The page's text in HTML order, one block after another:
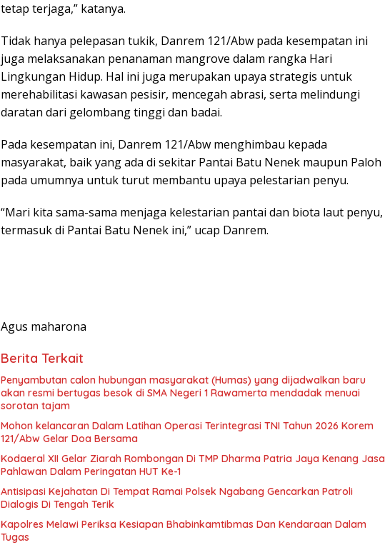
tetap terjaga,” katanya.
Tidak hanya pelepasan tukik, Danrem 121/Abw pada kesempatan ini
juga melaksanakan penanaman mangrove dalam rangka Hari
Lingkungan Hidup. Hal ini juga merupakan upaya strategis untuk
merehabilitasi kawasan pesisir, mencegah abrasi, serta melindungi
daratan dari gelombang tinggi dan badai.
Pada kesempatan ini, Danrem 121/Abw menghimbau kepada
masyarakat, baik yang ada di sekitar Pantai Batu Nenek maupun Paloh
pada umumnya untuk turut membantu upaya pelestarian penyu.
“Mari kita sama-sama menjaga kelestarian pantai dan biota laut penyu,
termasuk di Pantai Batu Nenek ini,” ucap Danrem.
Agus maharona
Berita Terkait
‎Penyambutan calon hubungan masyarakat (Humas) yang dijadwalkan baru
akan resmi bertugas besok di SMA Negeri 1 Rawamerta mendadak menuai
sorotan tajam
Mohon kelancaran Dalam Latihan Operasi Terintegrasi TNI Tahun 2026 Korem
121/Abw Gelar Doa Bersama
Kodaeral XII Gelar Ziarah Rombongan Di TMP Dharma Patria Jaya Kenang Jasa
Pahlawan Dalam Peringatan HUT Ke-1
Antisipasi Kejahatan Di Tempat Ramai Polsek Ngabang Gencarkan Patroli
Dialogis Di Tengah Terik
Kapolres Melawi Periksa Kesiapan Bhabinkamtibmas Dan Kendaraan Dalam
Tugas